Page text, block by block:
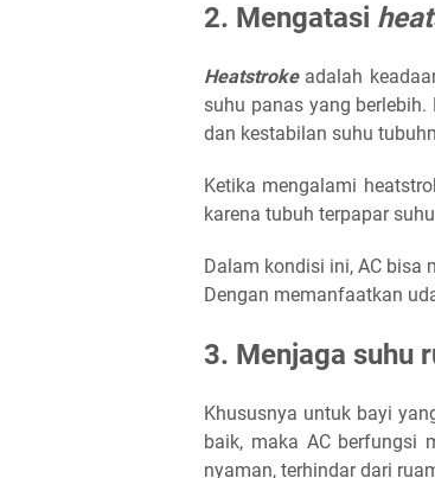
2. Mengatasi
Heatstrokeadalah
suhu panas yang
dan kestabilan suhu
Ketika mengalami
karena tubuh terpapar
Dalam kondisi ini, AC bisa
Dengan memanfaatkan
3. Menjaga suhu
Khususnya untuk bayi
baik, maka AC berfungsi
nyaman, terhindar dari